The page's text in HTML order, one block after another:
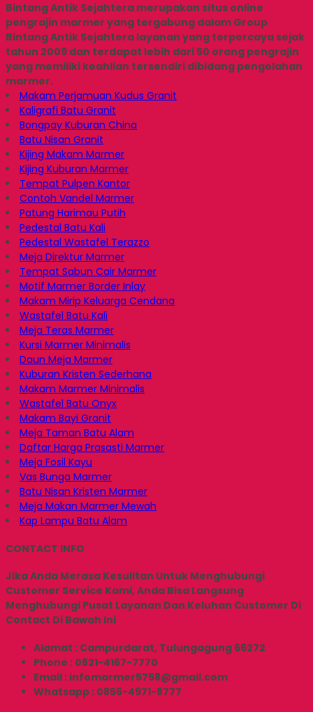
Bintang Antik Sejahtera merupakan situs online
pengrajin marmer yang tergabung dalam Group
Bintang Antik Sejahtera layanan yang terpercaya sejak
tahun 2009 dan terdapat lebih dari 50 orang pengrajin
yang memiliki keahlian tersendiri dibidang pengolahan
marmer.
Makam Perjamuan Kudus Granit
Kaligrafi Batu Granit
Bongpay Kuburan China
Batu Nisan Granit
Kijing Makam Marmer
Kijing Kuburan Marmer
Tempat Pulpen Kantor
Contoh Vandel Marmer
Patung Harimau Putih
Pedestal Batu Kali
Pedestal Wastafel Terazzo
Meja Direktur Marmer
Tempat Sabun Cair Marmer
Motif Marmer Border Inlay
Makam Mirip Keluarga Cendana
Wastafel Batu Kali
Meja Teras Marmer
Kursi Marmer Minimalis
Daun Meja Marmer
Kuburan Kristen Sederhana
Makam Marmer Minimalis
Wastafel Batu Onyx
Makam Bayi Granit
Meja Taman Batu Alam
Daftar Harga Prasasti Marmer
Meja Fosil Kayu
Vas Bunga Marmer
Batu Nisan Kristen Marmer
Meja Makan Marmer Mewah
Kap Lampu Batu Alam
CONTACT INFO
Jika Anda Merasa Kesulitan Untuk Menghubungi
Customer Service Kami, Anda Bisa Langsung
Menghubungi Pusat Layanan Dan Keluhan Customer Di
Contact Di Bawah Ini
Alamat : Campurdarat, Tulungagung 66272
Phone : 0821-4167-7770
Email : infomarmer5758@gmail.com
Whatsapp : 0856-4971-8777